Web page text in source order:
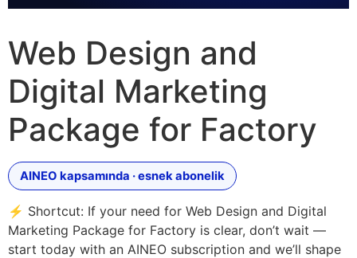
Web Design and
Digital Marketing
Package for Factory
AINEO kapsamında · esnek abonelik
⚡ Shortcut: If your need for Web Design and Digital
Marketing Package for Factory is clear, don’t wait —
start today with an AINEO subscription and we’ll shape